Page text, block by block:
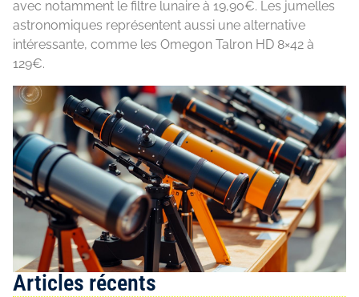
avec notamment le filtre lunaire à 19,90€. Les jumelles
astronomiques représentent aussi une alternative
intéressante, comme les Omegon Talron HD 8×42 à
129€.
Articles récents